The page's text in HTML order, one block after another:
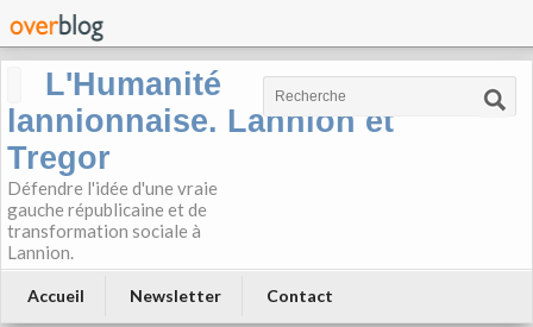
L'Humanité
lannionnaise. Lannion et
Tregor
Défendre l'idée d'une vraie
gauche républicaine et de
transformation sociale à
Lannion.
Accueil Newsletter Contact